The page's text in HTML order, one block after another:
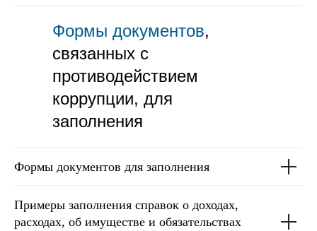
Формы документов,
связанных с
противодействием
коррупции, для
заполнения
Формы документов для заполнения
Примеры заполнения справок о доходах,
расходах, об имуществе и обязательствах